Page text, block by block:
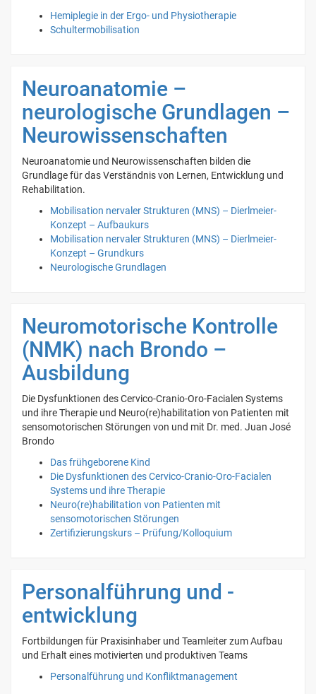
Hemiplegie in der Ergo- und Physiotherapie
Schultermobilisation
Neuroanatomie –
neurologische Grundlagen –
Neurowissenschaften
Neuroanatomie und Neurowissenschaften bilden die
Grundlage für das Verständnis von Lernen, Entwicklung und
Rehabilitation.
Mobilisation nervaler Strukturen (MNS) – Dierlmeier-
Konzept – Aufbaukurs
Mobilisation nervaler Strukturen (MNS) – Dierlmeier-
Konzept – Grundkurs
Neurologische Grundlagen
Neuromotorische Kontrolle
(NMK) nach Brondo –
Ausbildung
Die Dysfunktionen des Cervico-Cranio-Oro-Facialen Systems
und ihre Therapie und Neuro(re)habilitation von Patienten mit
sensomotorischen Störungen von und mit Dr. med. Juan José
Brondo
Das frühgeborene Kind
Die Dysfunktionen des Cervico-Cranio-Oro-Facialen
Systems und ihre Therapie
Neuro(re)habilitation von Patienten mit
sensomotorischen Störungen
Zertifizierungskurs – Prüfung/Kolloquium
Personalführung und -
entwicklung
Fortbildungen für Praxisinhaber und Teamleiter zum Aufbau
und Erhalt eines motivierten und produktiven Teams
Personalführung und Konfliktmanagement